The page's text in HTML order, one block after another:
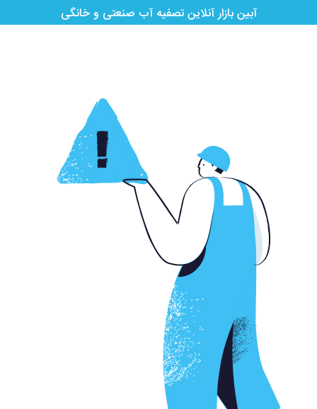
آبین بازار آنلاین تصفیه آب صنعتی و خانگی